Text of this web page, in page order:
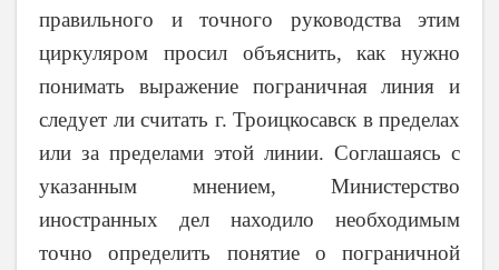
правильного и точного руководства этим
циркуляром просил объяснить, как нужно
понимать выражение пограничная линия и
следует ли считать г. Троицкосавск в пределах
или за пределами этой линии. Соглашаясь с
указанным мнением, Министерство
иностранных дел находило необходимым
точно определить понятие о пограничной